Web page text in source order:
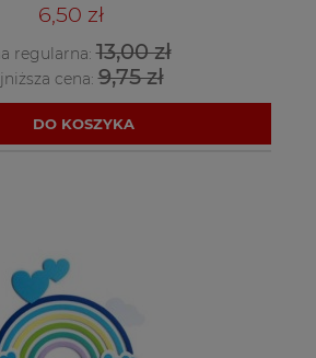
6,50 zł
regularna:13,00 zł
cena:9,75 zł
DO KOSZYKA